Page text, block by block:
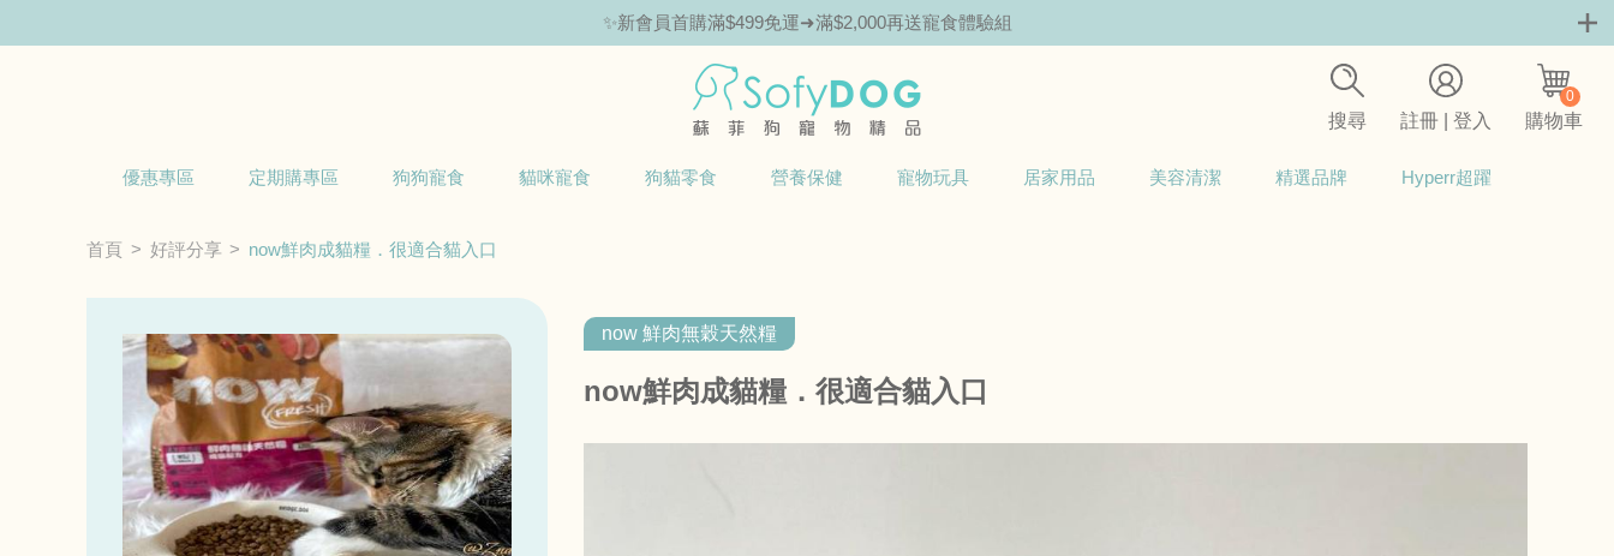
🎁Hello新朋友！完成註冊送指定商品85折抵用券
搜尋 註冊 | 登入
0
購物車
優惠專區 定期購專區 狗狗寵食 貓咪寵食 狗貓零食 營養保健 寵物玩具 居家用品 美容清潔 精選品牌 Hyperr超躍
首頁 好評分享 now鮮肉成貓糧．很適合貓入口
now 鮮肉無穀天然糧
now鮮肉成貓糧．很適合貓入口